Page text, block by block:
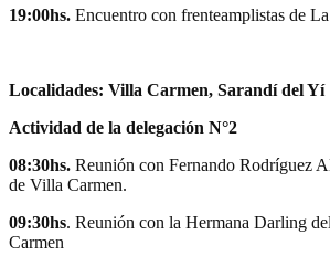
19:00hs. Encuentro con frenteamplistas de
Localidades: Villa Carmen, Sarandí del Yí
Actividad de la delegación N°2
08:30hs. Reunión con Fernando Rodríguez
de Villa Carmen.
09:30hs. Reunión con la Hermana Darling
Carmen